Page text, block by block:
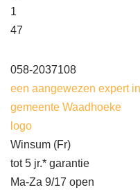
1
47
058-2037108
een aangewezen expert
gemeente Waadhoeke
logo
Winsum (Fr)
tot 5 jr.* garantie
Ma-Za 9/17 open